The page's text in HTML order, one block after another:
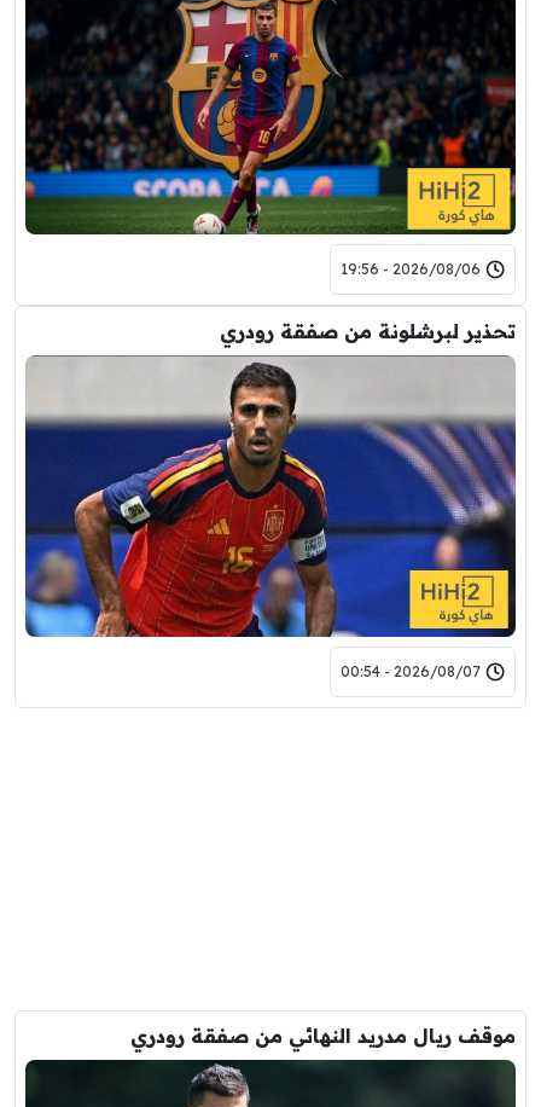
2026/08/06 - 19:56
تحذير لبرشلونة من صفقة رودري
2026/08/07 - 00:54
موقف ريال مدريد النهائي من صفقة رودري